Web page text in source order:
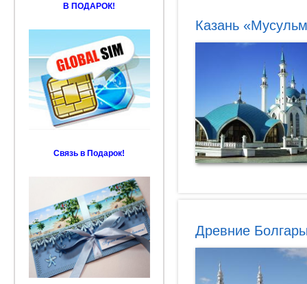
Казань
Древние
В ПОДАРОК!
Связь в Подарок!